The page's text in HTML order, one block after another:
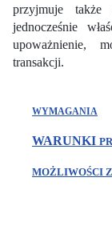
przyjmuje
jednocześnie
upoważnienie,
transakcji.
WYMAGANIA
WARUNKI
MOŻLIWOŚCI